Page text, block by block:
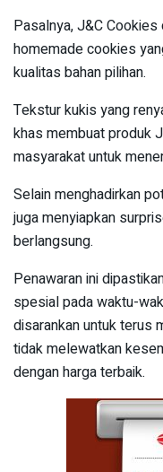
Pasalnya, J&C
homemade cookies
kualitas bahan pilihan.
Tekstur kukis yang
khas membuat produk
masyarakat untuk
Selain menghadirkan
juga menyiapkan
berlangsung.
Penawaran ini
spesial pada waktu-
disarankan untuk terus
tidak melewatkan
dengan harga terbaik.